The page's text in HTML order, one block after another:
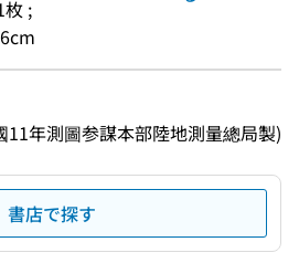
;
11年測圖参謀本部陸地測量總局製)
書店で探す